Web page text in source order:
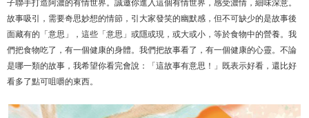
故事吸引，需要奇思妙想的情節，引大家發笑的幽默感，但不可缺少的是故事後
面藏有的「意思」，這些「意思」或隱或現，或大或小，等於食物中的營養。我
們把食物吃了，有一個健康的身體。我們把故事看了，有一個健康的心靈。不論
是哪一類的故事，我希望你看完會說：「這故事有意思！」既表示好看，還比好
看多了點可咀嚼的東西。